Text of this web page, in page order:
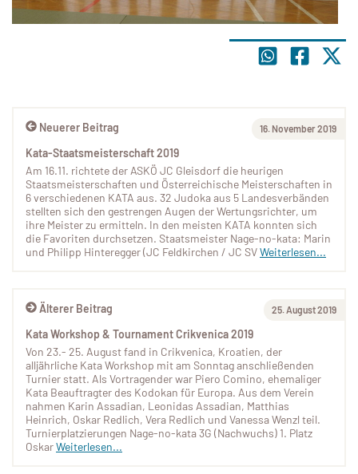
Älterer Beitrag 25. August 2019
Kata Workshop & Tournament Crikvenica 2019
Von 23.- 25. August fand in Crikvenica, Kroatien, der
alljährliche Kata Workshop mit am Sonntag anschließenden
Turnier statt. Als Vortragender war Piero Comino, ehemaliger
Kata Beauftragter des Kodokan für Europa. Aus dem Verein
nahmen Karin Assadian, Leonidas Assadian, Matthias
Heinrich, Oskar Redlich, Vera Redlich und Vanessa Wenzl teil.
Turnierplatzierungen Nage-no-kata 3G (Nachwuchs) 1. Platz
OskarWeiterlesen...
Neuerer Beitrag 16. November 2019
Kata-Staatsmeisterschaft 2019
Am 16.11. richtete der ASKÖ JC Gleisdorf die heurigen
Staatsmeisterschaften und Österreichische Meisterschaften in
6 verschiedenen KATA aus. 32 Judoka aus 5 Landesverbänden
stellten sich den gestrengen Augen der Wertungsrichter, um
ihre Meister zu ermitteln. In den meisten KATA konnten sich
die Favoriten durchsetzen. Staatsmeister Nage-no-kata: Marin
und Philipp Hinteregger (JC Feldkirchen / JC SVWeiterlesen...